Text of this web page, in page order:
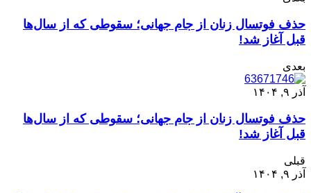
حذف فوتسال زنان از جام جهانی؛ سقوطی که از سال‌ها
قبل آغاز شد!
بعدی
آذر ۹, ۱۴۰۴
حذف فوتسال زنان از جام جهانی؛ سقوطی که از سال‌ها
قبل آغاز شد!
قبلی
آذر ۹, ۱۴۰۴